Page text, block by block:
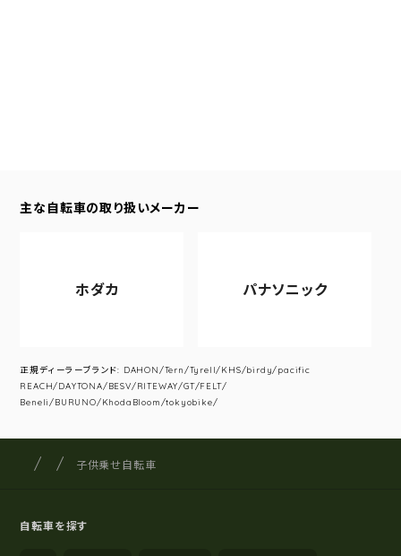
主な自転車の取り扱いメーカー
ホダカ パナソニック
正規ディーラーブランド: DAHON/Tern/Tyrell/KHS/birdy/pacific
REACH/DAYTONA/BESV/RITEWAY/GT/FELT/
Beneli/BURUNO/KhodaBloom/tokyobike/
サイト内の現在地
サイクルショップナカゴヤ
子供乗せ自転車
自転車を探す